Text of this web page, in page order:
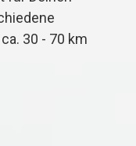
30 - 70 km